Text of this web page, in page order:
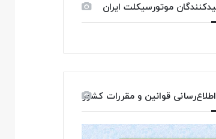
موتورسیکلت ایران
قوانین و مقررات کشور